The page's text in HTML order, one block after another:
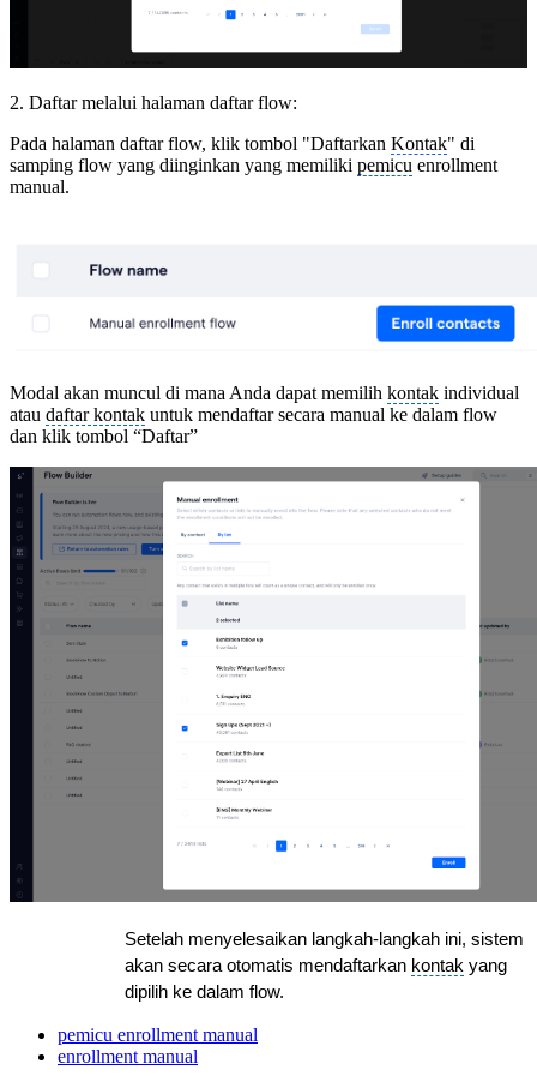
2. Daftar melalui halaman daftar flow:
Pada halaman daftar flow, klik tombol "Daftarkan Kontak" di
samping flow yang diinginkan yang memiliki pemicu enrollment
manual.
Modal akan muncul di mana Anda dapat memilih kontak individual
atau daftar kontak untuk mendaftar secara manual ke dalam flow
dan klik tombol “Daftar”
Setelah menyelesaikan langkah-langkah ini, sistem
akan secara otomatis mendaftarkan kontak yang
dipilih ke dalam flow.
pemicu enrollment manual
enrollment manual